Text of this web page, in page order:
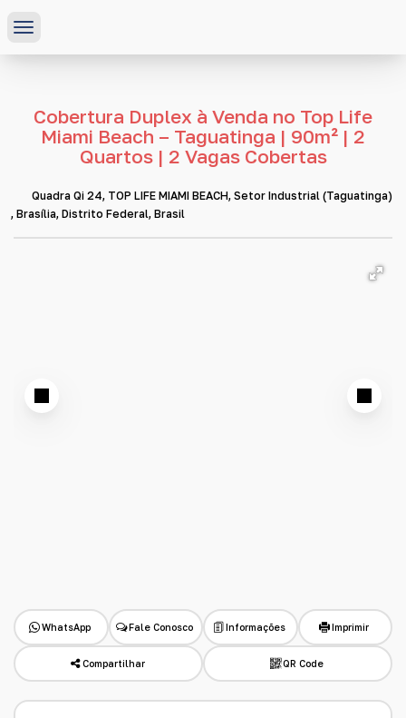
Cobertura Duplex à Venda no Top Life
Miami Beach – Taguatinga | 90m² | 2
Quartos | 2 Vagas Cobertas
Quadra Qi 24, TOP LIFE MIAMI BEACH, Setor Industrial (Taguatinga)
, Brasília, Distrito Federal, Brasil
WhatsApp Fale Conosco Informações Imprimir
Compartilhar QR Code